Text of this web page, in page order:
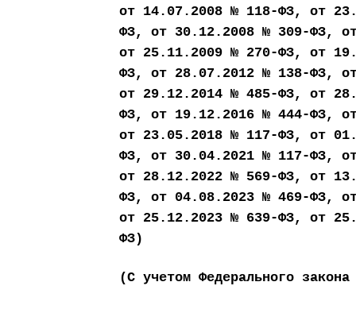
от 14.07.2008 № 118-ФЗ, от
ФЗ, от 30.12.2008 № 309-ФЗ,
от 25.11.2009 № 270-ФЗ, от
ФЗ, от 28.07.2012 № 138-ФЗ,
от 29.12.2014 № 485-ФЗ, от
ФЗ, от 19.12.2016 № 444-ФЗ,
от 23.05.2018 № 117-ФЗ, от
ФЗ, от 30.04.2021 № 117-ФЗ,
от 28.12.2022 № 569-ФЗ, от
ФЗ, от 04.08.2023 № 469-ФЗ,
от 25.12.2023 № 639-ФЗ, от
ФЗ)
(С учетом Федерального